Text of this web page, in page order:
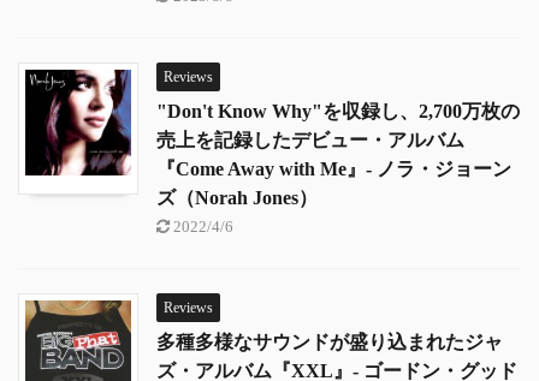
Reviews
"Don't Know Why"を収録し、2,700万枚の
売上を記録したデビュー・アルバム
『Come Away with Me』- ノラ・ジョーン
ズ（Norah Jones）
2022/4/6
Reviews
多種多様なサウンドが盛り込まれたジャ
ズ・アルバム『XXL』- ゴードン・グッド